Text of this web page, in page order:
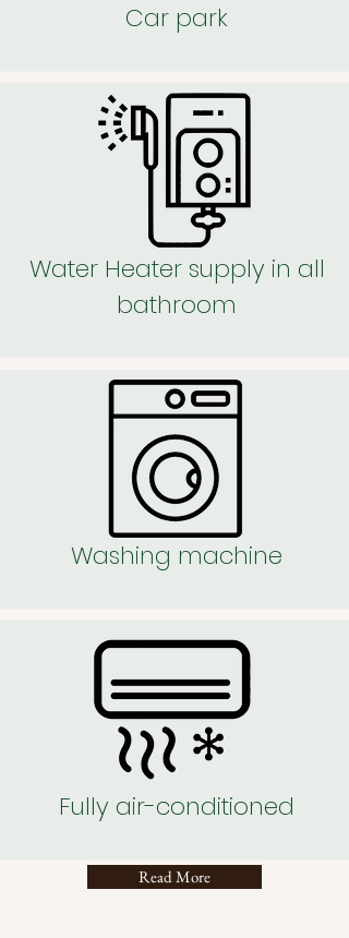
Car park
Water Heater supply in all
bathroom
Washing machine
Fully air-conditioned
Read More